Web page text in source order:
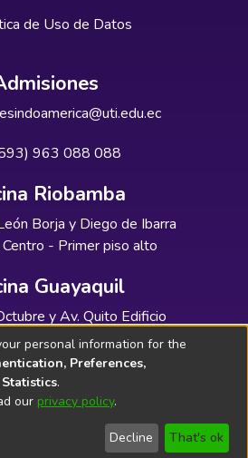
de Uso de Datos
963 088 088
Riobamba
Borja y Diego de Ibarra
- Primer piso alto
Guayaquil
y Av. Quito Edificio
- Planta baja
Bibliolatino.com
personal information for the
Preferences,
.
our privacy policy.
Decline That's ok